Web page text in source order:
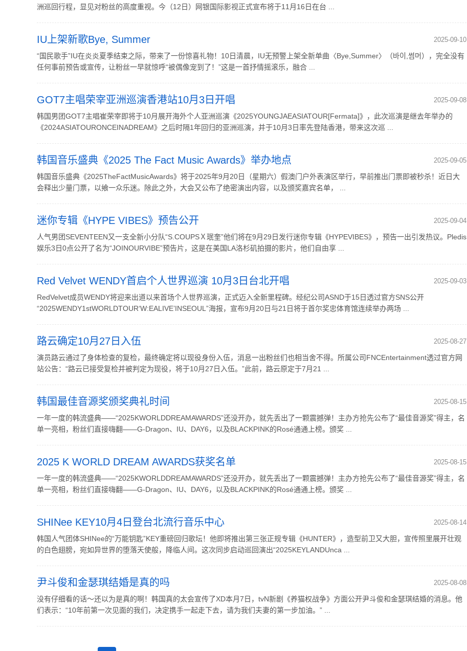
洲巡回行程，显见对粉丝的高度重视。今（12日）网银国际影视正式宣布将于11月16日在台 ...
2025-09-10
IU上架新歌Bye, Summer
“国民歌手”IU在炎炎夏季结束之际，带来了一份惊喜礼物！10日清晨，IU无预警上架全新单曲〈Bye,Summer〉（바이,썸머），完全没有
任何事前预告或宣传，让粉丝一早就惊呼“被偶像宠到了！”这是一首抒情摇滚乐，融合 ...
2025-09-08
GOT7主唱荣宰亚洲巡演香港站10月3日开唱
韩国男团GOT7主唱崔荣宰即将于10月展开海外个人亚洲巡演《2025YOUNGJAEASIATOUR[Fermata]》，此次巡演是继去年举办的
《2024ASIATOURONCEINADREAM》之后时隔1年回归的亚洲巡演，并于10月3日率先登陆香港，带来这次巡 ...
2025-09-05
韩国音乐盛典《2025 The Fact Music Awards》举办地点
韩国音乐盛典《2025TheFactMusicAwards》将于2025年9月20日（星期六）假澳门户外表演区举行，早前推出门票即被秒杀！近日大
会释出少量门票，以飨一众乐迷。除此之外，大会又公布了绝密演出内容，以及颁奖嘉宾名单， ...
2025-09-04
迷你专辑《HYPE VIBES》预告公开
人气男团SEVENTEEN又一支全新小分队“S.COUPSＸ珉奎”他们将在9月29日发行迷你专辑《HYPEVIBES》，预告一出引发热议。Pledis
娱乐3日0点公开了名为“JOINOURVIBE”预告片，这是在美国LA洛杉矶拍摄的影片，他们自由享 ...
2025-09-03
Red Velvet WENDY首启个人世界巡演 10月3日台北开唱
RedVelvet成员WENDY将迎来出道以来首场个人世界巡演，正式迈入全新里程碑。经纪公司ASND于15日透过官方SNS公开
“2025WENDY1stWORLDTOUR‘W:EALIVE’INSEOUL”海报，宣布9月20日与21日将于首尔奖忠体育馆连续举办两场 ...
2025-08-27
路云确定10月27日入伍
演员路云通过了身体检查的复检，最终确定将以现役身份入伍，消息一出粉丝们也相当舍不得。所属公司FNCEntertainment透过官方网
站公告：“路云已接受复检并被判定为现役，将于10月27日入伍。”此前，路云原定于7月21 ...
2025-08-15
韩国最佳音源奖颁奖典礼时间
一年一度的韩流盛典——“2025KWORLDDREAMAWARDS”还没开办，就先丢出了一颗震撼弹！主办方抢先公布了“最佳音源奖”得主，名
单一亮相，粉丝们直接嗨翻——G-Dragon、IU、DAY6，以及BLACKPINK的Rosé通通上榜。颁奖 ...
2025-08-15
2025 K WORLD DREAM AWARDS获奖名单
一年一度的韩流盛典——“2025KWORLDDREAMAWARDS”还没开办，就先丢出了一颗震撼弹！主办方抢先公布了“最佳音源奖”得主，名
单一亮相，粉丝们直接嗨翻——G-Dragon、IU、DAY6，以及BLACKPINK的Rosé通通上榜。颁奖 ...
2025-08-14
SHINee KEY10月4日登台北流行音乐中心
韩国人气团体SHINee的“万能钥匙”KEY重磅回归歌坛！他即将推出第三张正规专辑《HUNTER》，造型前卫又大胆，宣传照里展开壮观
的白色翅膀，宛如异世界的堕落天使般，降临人间。这次同步启动巡回演出“2025KEYLANDUnca ...
2025-08-08
尹斗俊和金瑟琪结婚是真的吗
没有仔细看的话～还以为是真的啊！韩国真的太会宣传了XD本月7日，tvN新剧《养猫权战争》方面公开尹斗俊和金瑟琪结婚的消息。他
们表示：“10年前第一次见面的我们，决定携手一起走下去，请为我们夫妻的第一步加油。” ...